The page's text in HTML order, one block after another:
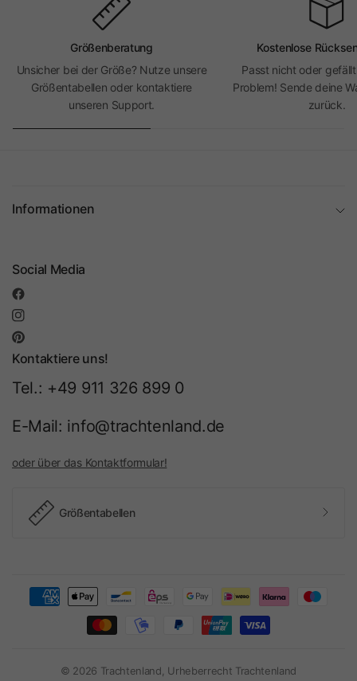
Größenberatung
Unsicher bei der Größe? Nutze unsere
Größentabellen oder kontaktiere
unseren Support.
Kostenlose
Passt nicht oder
Problem! Sende deine
zurück.
Informationen
Social Media
Kontaktiere uns!
Tel.: +49 911 326 899 0
E-Mail: info@trachtenland.de
oder über das Kontaktformular!
Größentabellen
© 2026 Trachtenland, Urheberrecht Trachtenland